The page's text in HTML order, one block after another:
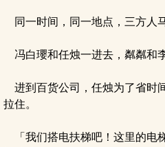
同一时间，同一地点，三方人
冯白瓔和任烛一进去，粼粼和
进到百货公司，任烛为了省时
拉住。
「我们搭电扶梯吧！这里的电